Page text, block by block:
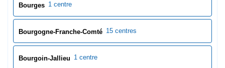
Bourges 1 centre
Bourgogne-Franche-Comté 15 centres
Bourgoin-Jallieu 1 centre